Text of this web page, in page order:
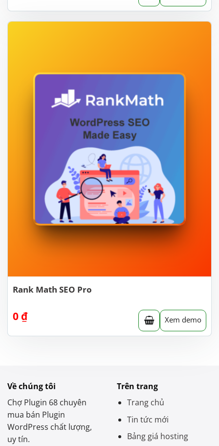
Rank Math SEO Pro
0 ₫ Xem demo
Về chúng tôi
Chợ Plugin 68 chuyên
mua bán Plugin
WordPress chất lượng,
uy tín.
Trên trang
Trang chủ
Tin tức mới
Bảng giá hosting